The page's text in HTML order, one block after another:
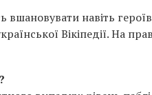
вшановувати навіть
Вікіпедії. На